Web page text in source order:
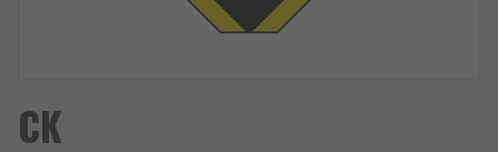
CK